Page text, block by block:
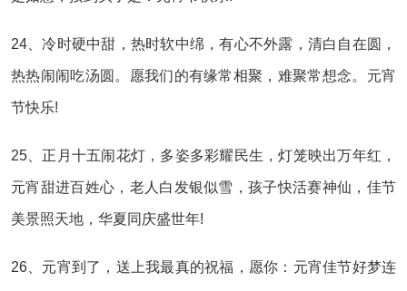
24、冷时硬中甜，热时软中绵，有心不外露，清白自在圆，
热热闹闹吃汤圆。愿我们的有缘常相聚，难聚常想念。元宵
节快乐!
25、正月十五闹花灯，多姿多彩耀民生，灯笼映出万年红，
元宵甜进百姓心，老人白发银似雪，孩子快活赛神仙，佳节
美景照天地，华夏同庆盛世年!
26、元宵到了，送上我最真的祝福，愿你：元宵佳节好梦连